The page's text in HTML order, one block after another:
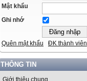
Mật khẩu
Ghi nhớ
Quên mật khẩu ĐK thành viên
THÔNG TIN
Giới thiệu chung